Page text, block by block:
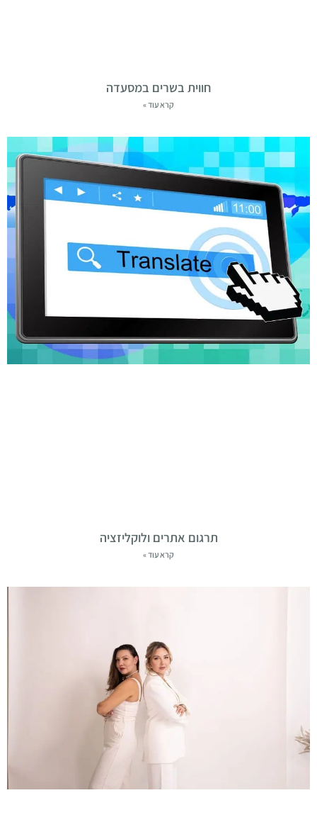
חווית בשרים במסעדה
קרא עוד »
תרגום אתרים ולוקליזציה
קרא עוד »